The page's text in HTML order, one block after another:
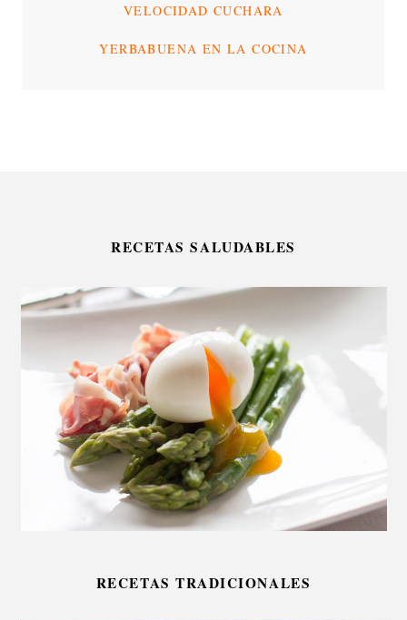
VELOCIDAD CUCHARA
YERBABUENA EN LA COCINA
RECETAS SALUDABLES
RECETAS TRADICIONALES